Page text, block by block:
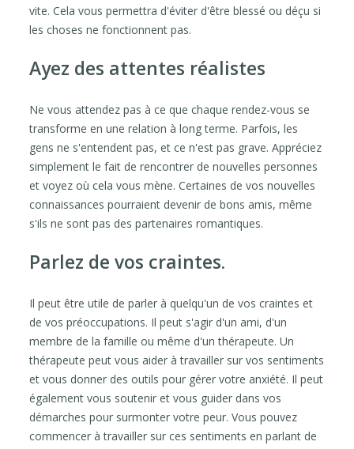
vite. Cela vous permettra d'éviter d'être blessé ou déçu si
les choses ne fonctionnent pas.
Ayez des attentes réalistes
Ne vous attendez pas à ce que chaque rendez-vous se
transforme en une relation à long terme. Parfois, les
gens ne s'entendent pas, et ce n'est pas grave. Appréciez
simplement le fait de rencontrer de nouvelles personnes
et voyez où cela vous mène. Certaines de vos nouvelles
connaissances pourraient devenir de bons amis, même
s'ils ne sont pas des partenaires romantiques.
Parlez de vos craintes.
Il peut être utile de parler à quelqu'un de vos craintes et
de vos préoccupations. Il peut s'agir d'un ami, d'un
membre de la famille ou même d'un thérapeute. Un
thérapeute peut vous aider à travailler sur vos sentiments
et vous donner des outils pour gérer votre anxiété. Il peut
également vous soutenir et vous guider dans vos
démarches pour surmonter votre peur. Vous pouvez
commencer à travailler sur ces sentiments en parlant de